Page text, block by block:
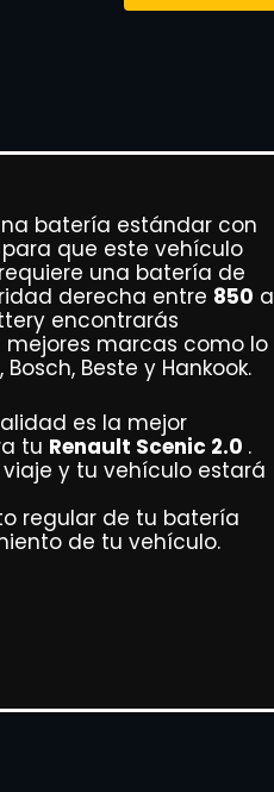
batería estándar con
que este vehículo
una batería de
derecha entre 850 a
encontrarás
marcas como lo
Beste y Hankook.
es la mejor
tu Renault Scenic 2.0 .
y tu vehículo estará
regular de tu batería
de tu vehículo.